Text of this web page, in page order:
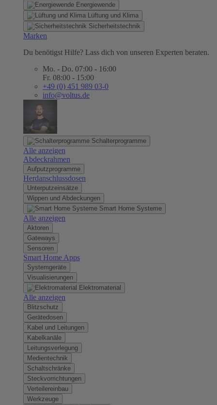
Energiewende
Lüftung und Klima
Sicherheitstechnik
Marken
Du benötigst Hilfe? Lass dich von unseren Experten beraten.
Mo. - Do. 07:00 - 16:00
Fr. 08:00 - 15:00
+49 (0) 451 989 03-0
info@voltus.de
Schalterprogramme
Alle anzeigen
Abdeckrahmen
Aufputzprogramme
Herdanschlussdosen
Unterputzeinsätze
Wippen und Abdeckungen
Smart Home Systeme
Alle anzeigen
Aktoren
Gateways
Sensoren
Smart Home Apps
Systemgeräte
Visualisierungen
Elektromaterial
Alle anzeigen
Blitzschutz
Gerätedosen
Kabel und Leitungen
Kabelkanäle
Leitungsverlegung
Medientechnik
Schaltschränke
Steckvorrichtungen
Verteilereinbau
Werkzeuge